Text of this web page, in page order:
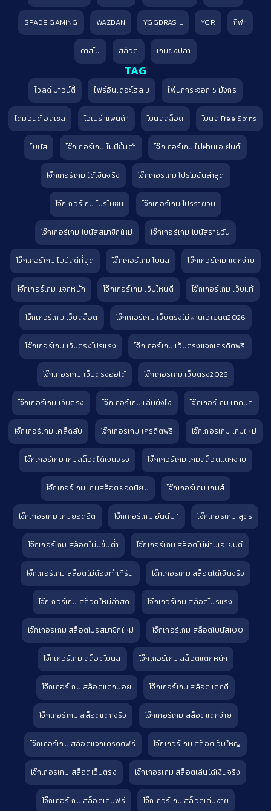
SPADE GAMING WAZDAN YGGDRASIL YGR กีฬา
คาสิโน สล็อต เกมยิงปลา
TAG
ไวลด์ บาวน์ตี้ ไฟร์อินเดอะโฮล 3 ไพ่นกกระจอก 5 มังกร
ไดมอนด์ ฮัสเซิล โอเปร่าแพนด้า โบนัสสล็อต โบนัส Free Spins
โบนัส โจ๊กเกอร์เกม ไม่มีขั้นต่ำ โจ๊กเกอร์เกม ไม่ผ่านเอเย่นต์
โจ๊กเกอร์เกม ได้เงินจริง โจ๊กเกอร์เกม โปรโมชั่นล่าสุด
โจ๊กเกอร์เกม โปรโมชัน โจ๊กเกอร์เกม โปรรายวัน
โจ๊กเกอร์เกม โบนัสสมาชิกใหม่ โจ๊กเกอร์เกม โบนัสรายวัน
โจ๊กเกอร์เกม โบนัสดีที่สุด โจ๊กเกอร์เกม โบนัส โจ๊กเกอร์เกม แตกง่าย
โจ๊กเกอร์เกม แจกหนัก โจ๊กเกอร์เกม เว็บไหนดี โจ๊กเกอร์เกม เว็บแท้
โจ๊กเกอร์เกม เว็บสล็อต โจ๊กเกอร์เกม เว็บตรงไม่ผ่านเอเย่นต์2026
โจ๊กเกอร์เกม เว็บตรงโปรแรง โจ๊กเกอร์เกม เว็บตรงแจกเครดิตฟรี
โจ๊กเกอร์เกม เว็บตรงออโต้ โจ๊กเกอร์เกม เว็บตรง2026
โจ๊กเกอร์เกม เว็บตรง โจ๊กเกอร์เกม เล่นยังไง โจ๊กเกอร์เกม เทคนิค
โจ๊กเกอร์เกม เคล็ดลับ โจ๊กเกอร์เกม เครดิตฟรี โจ๊กเกอร์เกม เกมใหม่
โจ๊กเกอร์เกม เกมสล็อตได้เงินจริง โจ๊กเกอร์เกม เกมสล็อตแตกง่าย
โจ๊กเกอร์เกม เกมสล็อตยอดนิยม โจ๊กเกอร์เกม เกมส์
โจ๊กเกอร์เกม เกมยอดฮิต โจ๊กเกอร์เกม อันดับ 1 โจ๊กเกอร์เกม สูตร
โจ๊กเกอร์เกม สล็อตไม่มีขั้นต่ำ โจ๊กเกอร์เกม สล็อตไม่ผ่านเอเย่นต์
โจ๊กเกอร์เกม สล็อตไม่ต้องทำเทิร์น โจ๊กเกอร์เกม สล็อตได้เงินจริง
โจ๊กเกอร์เกม สล็อตใหม่ล่าสุด โจ๊กเกอร์เกม สล็อตโปรแรง
โจ๊กเกอร์เกม สล็อตโปรสมาชิกใหม่ โจ๊กเกอร์เกม สล็อตโบนัส100
โจ๊กเกอร์เกม สล็อตโบนัส โจ๊กเกอร์เกม สล็อตแตกหนัก
โจ๊กเกอร์เกม สล็อตแตกบ่อย โจ๊กเกอร์เกม สล็อตแตกดี
โจ๊กเกอร์เกม สล็อตแตกจริง โจ๊กเกอร์เกม สล็อตแตกง่าย
โจ๊กเกอร์เกม สล็อตแจกเครดิตฟรี โจ๊กเกอร์เกม สล็อตเว็บใหญ่
โจ๊กเกอร์เกม สล็อตเว็บตรง โจ๊กเกอร์เกม สล็อตเล่นได้เงินจริง
โจ๊กเกอร์เกม สล็อตเล่นฟรี โจ๊กเกอร์เกม สล็อตเล่นง่าย